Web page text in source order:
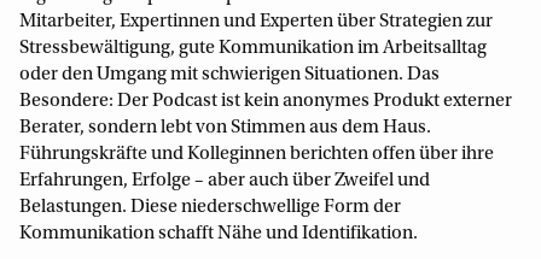
Mitarbeiter, Expertinnen und Experten über Strategien zur
Stressbewältigung, gute Kommunikation im Arbeitsalltag
oder den Umgang mit schwierigen Situationen. Das
Besondere: Der Podcast ist kein anonymes Produkt externer
Berater, sondern lebt von Stimmen aus dem Haus.
Führungskräfte und Kolleginnen berichten offen über ihre
Erfahrungen, Erfolge – aber auch über Zweifel und
Belastungen. Diese niederschwellige Form der
Kommunikation schafft Nähe und Identifikation.